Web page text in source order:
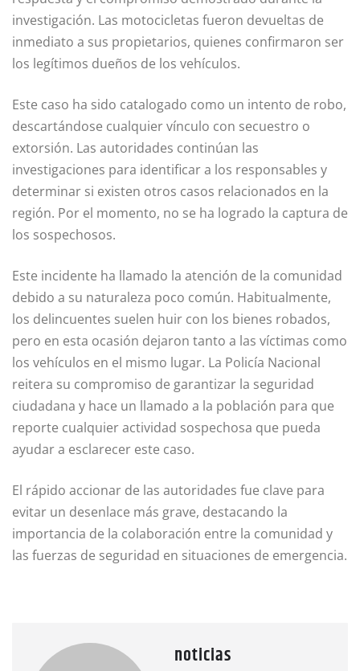
investigación. Las motocicletas fueron devueltas de
inmediato a sus propietarios, quienes confirmaron ser
los legítimos dueños de los vehículos.
Este caso ha sido catalogado como un intento de robo,
descartándose cualquier vínculo con secuestro o
extorsión. Las autoridades continúan las
investigaciones para identificar a los responsables y
determinar si existen otros casos relacionados en la
región. Por el momento, no se ha logrado la captura de
los sospechosos.
Este incidente ha llamado la atención de la comunidad
debido a su naturaleza poco común. Habitualmente,
los delincuentes suelen huir con los bienes robados,
pero en esta ocasión dejaron tanto a las víctimas como
los vehículos en el mismo lugar. La Policía Nacional
reitera su compromiso de garantizar la seguridad
ciudadana y hace un llamado a la población para que
reporte cualquier actividad sospechosa que pueda
ayudar a esclarecer este caso.
El rápido accionar de las autoridades fue clave para
evitar un desenlace más grave, destacando la
importancia de la colaboración entre la comunidad y
las fuerzas de seguridad en situaciones de emergencia.
noticias